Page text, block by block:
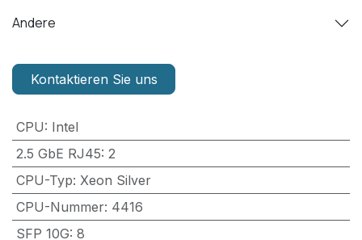
Andere
Kontaktieren Sie uns
CPU: Intel
2.5 GbE RJ45: 2
CPU-Typ: Xeon Silver
CPU-Nummer: 4416
SFP 10G: 8